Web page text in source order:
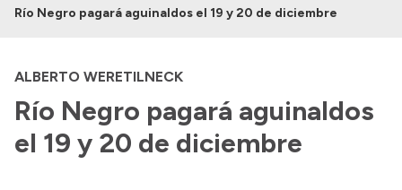
Delegaciones
Normativa
Río Negro pagará aguinaldos el 19 y 20 de diciembre
ALBERTO WERETILNECK
Río Negro pagará aguinaldos
el 19 y 20 de diciembre